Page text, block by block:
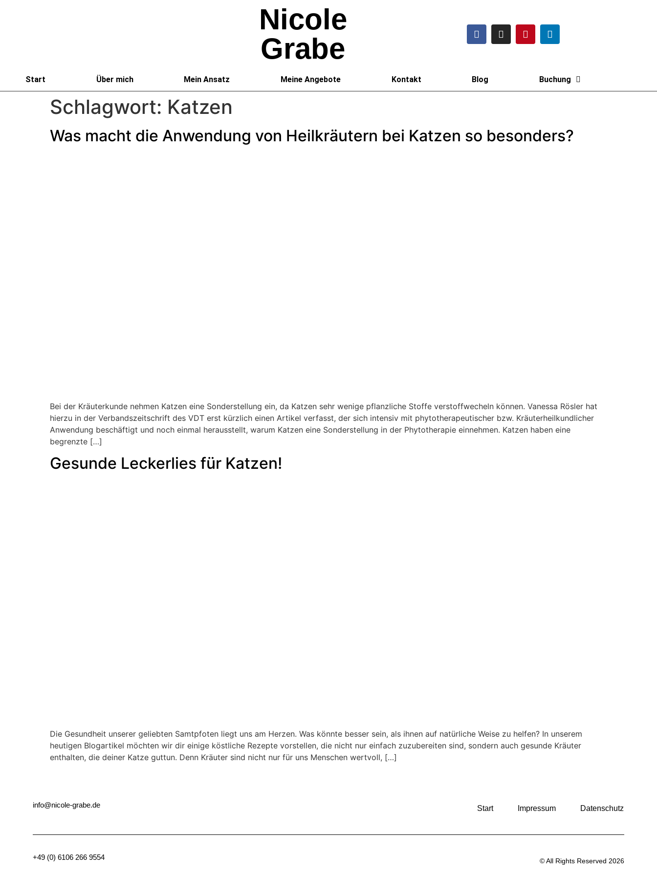
Nicole
Grabe
Start Über mich Mein Ansatz Meine Angebote Kontakt Blog Buchung
Schlagwort: Katzen
Was macht die Anwendung von Heilkräutern bei Katzen so besonders?
Bei der Kräuterkunde nehmen Katzen eine Sonderstellung ein, da Katzen sehr wenige pflanzliche Stoffe verstoffwecheln können. Vanessa Rösler hat
hierzu in der Verbandszeitschrift des VDT erst kürzlich einen Artikel verfasst, der sich intensiv mit phytotherapeutischer bzw. Kräuterheilkundlicher
Anwendung beschäftigt und noch einmal herausstellt, warum Katzen eine Sonderstellung in der Phytotherapie einnehmen. Katzen haben eine
begrenzte […]
Gesunde Leckerlies für Katzen!
Die Gesundheit unserer geliebten Samtpfoten liegt uns am Herzen. Was könnte besser sein, als ihnen auf natürliche Weise zu helfen? In unserem
heutigen Blogartikel möchten wir dir einige köstliche Rezepte vorstellen, die nicht nur einfach zuzubereiten sind, sondern auch gesunde Kräuter
enthalten, die deiner Katze guttun. Denn Kräuter sind nicht nur für uns Menschen wertvoll, […]
info@nicole-grabe.de Start Impressum Datenschutz
+49 (0) 6106 266 9554 © All Rights Reserved 2026